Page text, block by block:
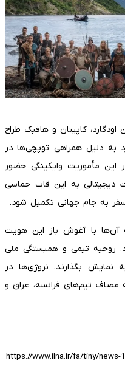
کاپیتان و هافبک طراح
به دلیل همراهی توپچی‌ها در
این مأموریت وایکینگی حضور
دیجیتالی به این قاب حماسی
به جام جهانی تکمیل شود.
آن‌ها با آغوش باز این هویت
روحیه تیمی و همبستگی ملی
نمایش بگذارند. نروژی‌ها در
جام جهانی ۲۰۲۶ باید به مصاف تیم‌های فرانسه، عراق و